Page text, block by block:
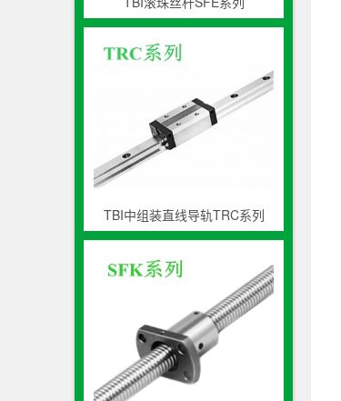
TBI中组装直线导轨TRC系列